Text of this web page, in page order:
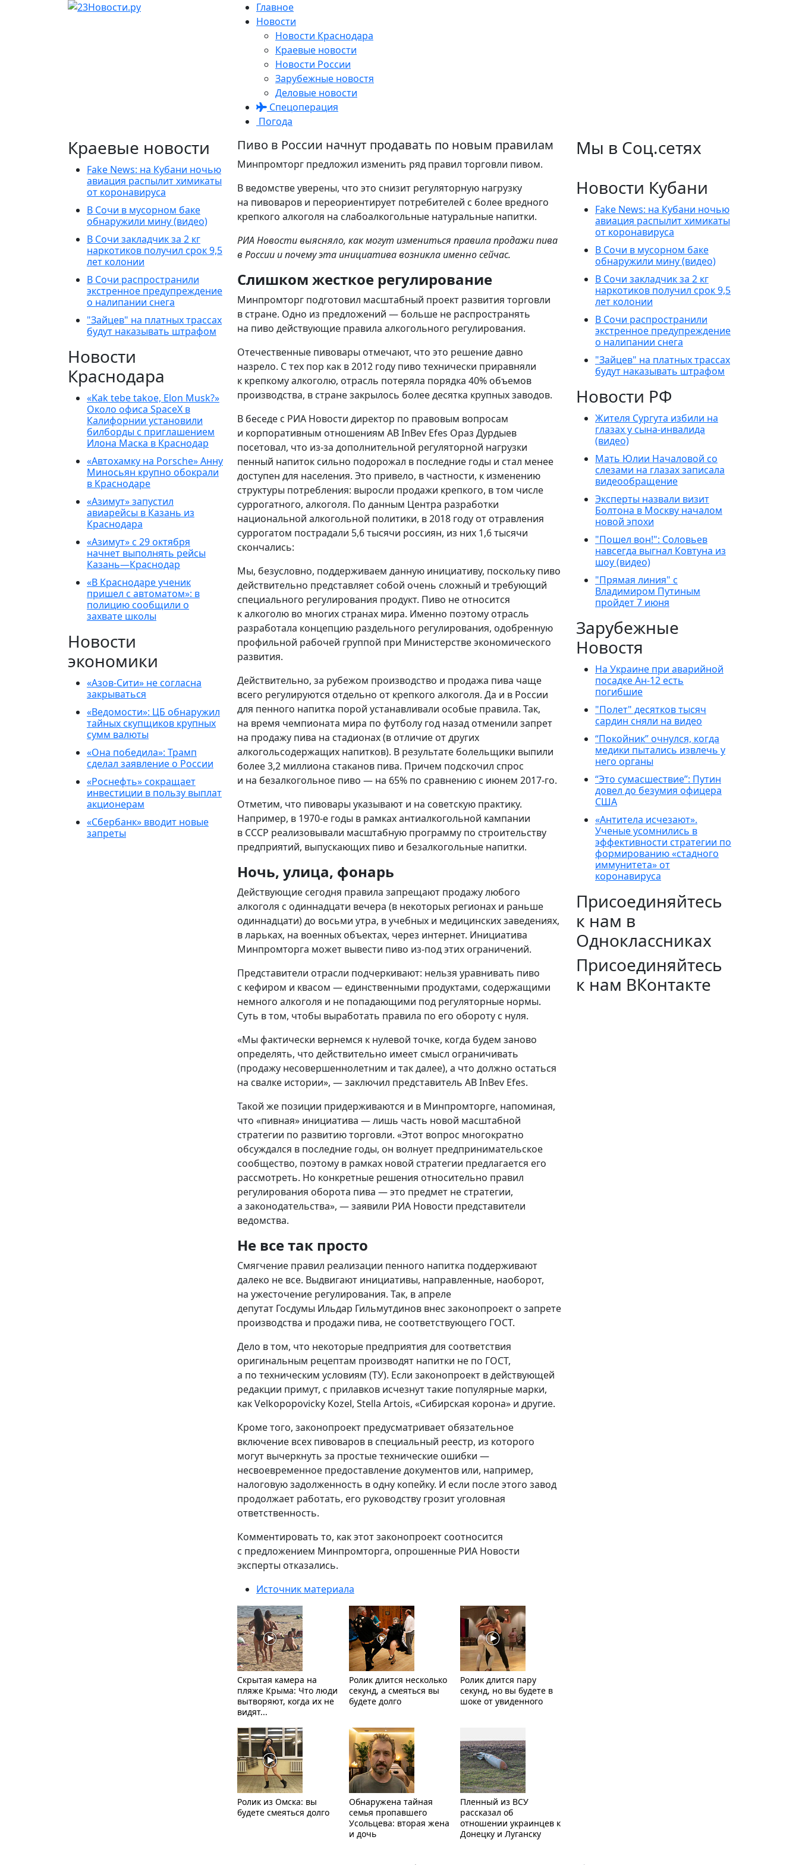
Главное
Новости
Новости Краснодара
Краевые новости
Новости России
Зарубежные новостя
Деловые новости
Спецоперация
Погода
Краевые новости
Fake News: на Кубани ночью
авиация распылит химикаты
от коронавируса
В Сочи в мусорном баке
обнаружили мину (видео)
В Сочи закладчик за 2 кг
наркотиков получил срок 9,5
лет колонии
В Сочи распространили
экстренное предупреждение
о налипании снега
"Зайцев" на платных трассах
будут наказывать штрафом
Новости
Краснодара
«Kak tebe takoe, Elon Musk?»
Около офиса SpaceX в
Калифорнии установили
билборды с приглашением
Илона Маска в Краснодар
«Автохамку на Porsche» Анну
Миносьян крупно обокрали
в Краснодаре
«Азимут» запустил
авиарейсы в Казань из
Краснодара
«Азимут» с 29 октября
начнет выполнять рейсы
Казань—Краснодар
«В Краснодаре ученик
пришел с автоматом»: в
полицию сообщили о
захвате школы
Новости
экономики
«Азов-Сити» не согласна
закрываться
«Ведомости»: ЦБ обнаружил
тайных скупщиков крупных
сумм валюты
«Она победила»: Трамп
сделал заявление о России
«Роснефть» сокращает
инвестиции в пользу выплат
акционерам
«Сбербанк» вводит новые
запреты
Пиво в России начнут продавать по новым правилам
Минпромторг предложил изменить ряд правил торговли пивом.
В ведомстве уверены, что это снизит регуляторную нагрузку
на пивоваров и переориентирует потребителей с более вредного
крепкого алкоголя на слабоалкогольные натуральные напитки.
РИА Новости выясняло, как могут измениться правила продажи пива
в России и почему эта инициатива возникла именно сейчас.
Слишком жесткое регулирование
Минпромторг подготовил масштабный проект развития торговли
в стране. Одно из предложений — больше не распространять
на пиво действующие правила алкогольного регулирования.
Отечественные пивовары отмечают, что это решение давно
назрело. С тех пор как в 2012 году пиво технически приравняли
к крепкому алкоголю, отрасль потеряла порядка 40% объемов
производства, в стране закрылось более десятка крупных заводов.
В беседе с РИА Новости директор по правовым вопросам
и корпоративным отношениям AB InBev Efes Ораз Дурдыев
посетовал, что из-за дополнительной регуляторной нагрузки
пенный напиток сильно подорожал в последние годы и стал менее
доступен для населения. Это привело, в частности, к изменению
структуры потребления: выросли продажи крепкого, в том числе
суррогатного, алкоголя. По данным Центра разработки
национальной алкогольной политики, в 2018 году от отравления
суррогатом пострадали 5,6 тысячи россиян, из них 1,6 тысячи
скончались:
Мы, безусловно, поддерживаем данную инициативу, поскольку пиво
действительно представляет собой очень сложный и требующий
специального регулирования продукт. Пиво не относится
к алкоголю во многих странах мира. Именно поэтому отрасль
разработала концепцию раздельного регулирования, одобренную
профильной рабочей группой при Министерстве экономического
развития.
Действительно, за рубежом производство и продажа пива чаще
всего регулируются отдельно от крепкого алкоголя. Да и в России
для пенного напитка порой устанавливали особые правила. Так,
на время чемпионата мира по футболу год назад отменили запрет
на продажу пива на стадионах (в отличие от других
алкогольсодержащих напитков). В результате болельщики выпили
более 3,2 миллиона стаканов пива. Причем подскочил спрос
и на безалкогольное пиво — на 65% по сравнению с июнем 2017-го.
Отметим, что пивовары указывают и на советскую практику.
Например, в 1970-е годы в рамках антиалкогольной кампании
в СССР реализовывали масштабную программу по строительству
предприятий, выпускающих пиво и безалкогольные напитки.
Ночь, улица, фонарь
Действующие сегодня правила запрещают продажу любого
алкоголя с одиннадцати вечера (в некоторых регионах и раньше
одиннадцати) до восьми утра, в учебных и медицинских заведениях,
в ларьках, на военных объектах, через интернет. Инициатива
Минпромторга может вывести пиво из-под этих ограничений.
Представители отрасли подчеркивают: нельзя уравнивать пиво
с кефиром и квасом — единственными продуктами, содержащими
немного алкоголя и не попадающими под регуляторные нормы.
Суть в том, чтобы выработать правила по его обороту с нуля.
«Мы фактически вернемся к нулевой точке, когда будем заново
определять, что действительно имеет смысл ограничивать
(продажу несовершеннолетним и так далее), а что должно остаться
на свалке истории», — заключил представитель AB InBev Efes.
Такой же позиции придерживаются и в Минпромторге, напоминая,
что «пивная» инициатива — лишь часть новой масштабной
стратегии по развитию торговли. «Этот вопрос многократно
обсуждался в последние годы, он волнует предпринимательское
сообщество, поэтому в рамках новой стратегии предлагается его
рассмотреть. Но конкретные решения относительно правил
регулирования оборота пива — это предмет не стратегии,
а законодательства», — заявили РИА Новости представители
ведомства.
Не все так просто
Смягчение правил реализации пенного напитка поддерживают
далеко не все. Выдвигают инициативы, направленные, наоборот,
на ужесточение регулирования. Так, в апреле
депутат Госдумы Ильдар Гильмутдинов внес законопроект о запрете
производства и продажи пива, не соответствующего ГОСТ.
Дело в том, что некоторые предприятия для соответствия
оригинальным рецептам производят напитки не по ГОСТ,
а по техническим условиям (ТУ). Если законопроект в действующей
редакции примут, с прилавков исчезнут такие популярные марки,
как Velkopopovicky Kozel, Stella Artois, «Сибирская корона» и другие.
Кроме того, законопроект предусматривает обязательное
включение всех пивоваров в специальный реестр, из которого
могут вычеркнуть за простые технические ошибки —
несвоевременное предоставление документов или, например,
налоговую задолженность в одну копейку. И если после этого завод
продолжает работать, его руководству грозит уголовная
ответственность.
Комментировать то, как этот законопроект соотносится
с предложением Минпромторга, опрошенные РИА Новости
эксперты отказались.
Источник материала
Скрытая камера на
пляже Крыма: Что люди
вытворяют, когда их не
видят...
Ролик длится несколько
секунд, а смеяться вы
будете долго
Ролик длится пару
секунд, но вы будете в
шоке от увиденного
Ролик из Омска: вы
будете смеяться долго
Обнаружена тайная
семья пропавшего
Усольцева: вторая жена
и дочь
Пленный из ВСУ
рассказал об
отношении украинцев к
Донецку и Луганску
Мы в Соц.сетях
Новости Кубани
Fake News: на Кубани ночью
авиация распылит химикаты
от коронавируса
В Сочи в мусорном баке
обнаружили мину (видео)
В Сочи закладчик за 2 кг
наркотиков получил срок 9,5
лет колонии
В Сочи распространили
экстренное предупреждение
о налипании снега
"Зайцев" на платных трассах
будут наказывать штрафом
Новости РФ
Жителя Сургута избили на
глазах у сына-инвалида
(видео)
Мать Юлии Началовой со
слезами на глазах записала
видеообращение
Эксперты назвали визит
Болтона в Москву началом
новой эпохи
"Пошел вон!": Соловьев
навсегда выгнал Ковтуна из
шоу (видео)
"Прямая линия" с
Владимиром Путиным
пройдет 7 июня
Зарубежные
Новостя
На Украине при аварийной
посадке Ан-12 есть
погибшие
"Полет" десятков тысяч
сардин сняли на видео
“Покойник” очнулся, когда
медики пытались извлечь у
него органы
“Это сумасшествие”: Путин
довел до безумия офицера
США
«Антитела исчезают».
Ученые усомнились в
эффективности стратегии по
формированию «стадного
иммунитета» от
коронавируса
Присоединяйтесь
к нам в
Одноклассниках
Присоединяйтесь
к нам ВКонтакте